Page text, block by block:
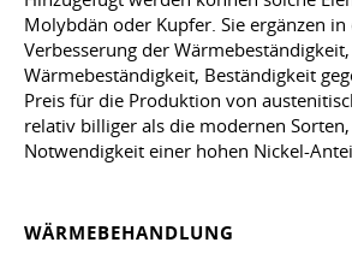
Molybdän oder Kupfer. Sie ergänzen
Verbesserung der Wärmebeständigkeit,
Wärmebeständigkeit, Beständigkeit
Preis für die Produktion von
relativ billiger als die modernen
Notwendigkeit einer hohen Nickel-
WÄRMEBEHANDLUNG